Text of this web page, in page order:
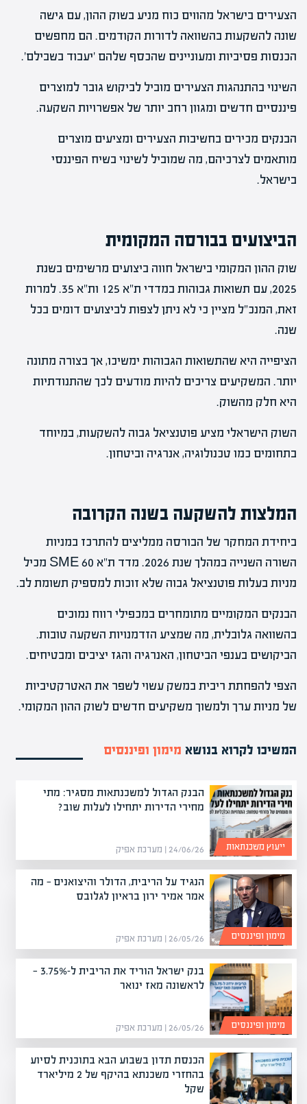
הצעירים בישראל מהווים כוח מניע בשוק ההון, עם גישה
שונה להשקעות בהשוואה לדורות הקודמים. הם מחפשים
הכנסות פסיביות ומעוניינים שהכסף שלהם 'יעבוד בשבילם'.
השינוי בהתנהגות הצעירים מוביל לביקוש גובר למוצרים
פיננסיים חדשים ומגוון רחב יותר של אפשרויות השקעה.
הבנקים מכירים בחשיבות הצעירים ומציעים מוצרים
מותאמים לצרכיהם, מה שמוביל לשינוי בשיח הפיננסי
בישראל.
הביצועים בבורסה המקומית
שוק ההון המקומי בישראל חווה ביצועים מרשימים בשנת
2025, עם תשואות גבוהות במדדי ת"א 125 ות"א 35. למרות
זאת, המנכ"ל מציין כי לא ניתן לצפות לביצועים דומים בכל
שנה.
הציפייה היא שהתשואות הגבוהות ימשיכו, אך בצורה מתונה
יותר. המשקיעים צריכים להיות מודעים לכך שהתנודתיות
היא חלק מהשוק.
השוק הישראלי מציע פוטנציאל גבוה להשקעות, במיוחד
בתחומים כמו טכנולוגיה, אנרגיה וביטחון.
המלצות להשקעה בשנה הקרובה
ביחידת המחקר של הבורסה ממליצים להתרכז במניות
השורה השנייה במהלך שנת 2026. מדד ת"א 60 SME מכיל
מניות בעלות פוטנציאל גבוה שלא זוכות למספיק תשומת לב.
הבנקים המקומיים מתומחרים במכפילי רווח נמוכים
בהשוואה גלובלית, מה שמציע הזדמנויות השקעה טובות.
הביקושים בענפי הביטחון, האנרגיה והגז יציבים ומבטיחים.
הצפי להפחתת ריבית במשק עשוי לשפר את האטרקטיביות
של מניות ערך ולמשוך משקיעים חדשים לשוק ההון המקומי.
המשיכו לקרוא בנושא מימון ופיננסים
הבנק הגדול למשכנתאות מסגיר: מתי
מחירי הדירות יתחילו לעלות שוב?
24/06/26 | מערכת אפיק ייעוץ משכנתאות
הנגיד על הריבית, הדולר והיצואנים — מה
אמר אמיר ירון בראיון לגלובס
26/05/26 | מערכת אפיק מימון ופיננסים
בנק ישראל הוריד את הריבית ל-3.75% —
לראשונה מאז ינואר
26/05/26 | מערכת אפיק מימון ופיננסים
הכנסת תדון בשבוע הבא בתוכנית לסיוע
בהחזרי משכנתא בהיקף של 2 מיליארד
שקל